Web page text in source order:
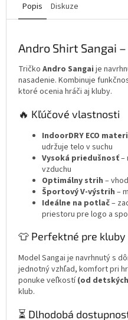
Popis Diskuze
Andro Shirt Sangai
Tričko Andro Sangai je
nasadenie. Kombinuje
ktoré ocenia hráči aj kluby.
🔥 Kľúčové vlastnosti
IndoorDRY ECO
udržuje telo v suchu
Vysoká priedušnosť–
vzduchu
Optimálny strih –
Športový V-výstrih –
Ideálne na potlač–
priestoru pre logo a
👕 Perfektné pre
Model Sangai je navrhnutý s
jednotný vzhľad, komfort pri
ponuke veľkostí(od
klub.
⏳ Dlhodobá